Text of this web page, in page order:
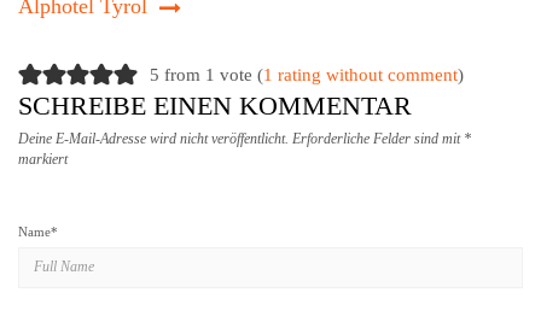
Alphotel Tyrol
5 from 1 vote (1 rating without comment)
SCHREIBE EINEN KOMMENTAR
Deine E-Mail-Adresse wird nicht veröffentlicht. Erforderliche Felder sind mit *
markiert
Name*